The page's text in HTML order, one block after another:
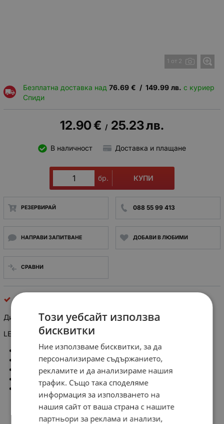
1 от 2
Безплатна доставка над 76.69 € / 149.99 лв. с куриер
Спиди
12.90€ / 25.23лв.
В наличност Доставка и плащане
бр. КУПИ
РЕЗЕРВИРАЙ 088 55 99 413
НАПРАВИ ЗАПИТВАНЕ ДОБАВИ В ЛЮБИМИ
СРАВНИ
светодиодни ленти
Димер за светодиодна лента 96w с дистанционно
LED Димер LP-DIMM-0-100-1CH-12V 96W RF
Мощност: 96W
Входящо/ изходящо напрежение: 12V DC
Изходен ток : 8A max
Функции: Включване / Изключване
Регулиране силата на светене
Този уебсайт използва
бисквитки
Ние използваме бисквитки, за да
персонализираме съдържанието,
рекламите и да анализираме нашия
трафик. Също така споделяме
информация за използването на
нашия сайт от ваша страна с нашите
партньори за реклама и анализи,